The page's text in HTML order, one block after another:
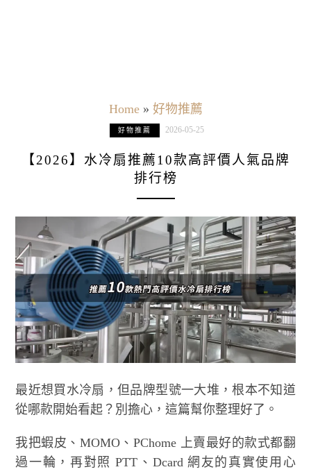
Home» 好物推薦
好物推薦 2026-05-25
【2026】水冷扇推薦10款高評價人氣品牌
排行榜
最近想買水冷扇，但品牌型號一大堆，根本不知道
從哪款開始看起？別擔心，這篇幫你整理好了。
我把蝦皮、MOMO、PChome 上賣最好的款式都翻
過一輪，再對照 PTT、Dcard 網友的真實使用心